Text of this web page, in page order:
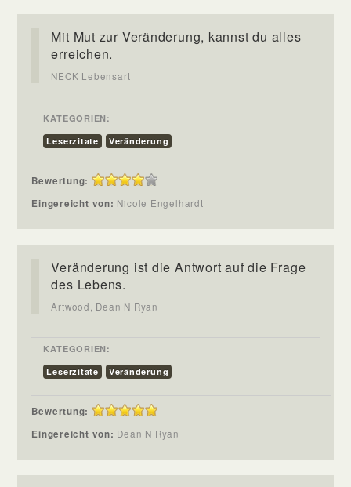
Mit Mut zur Veränderung, kannst du alles
erreichen.
NECK Lebensart
KATEGORIEN:
Leserzitate
Veränderung
Bewertung:
Eingereicht von: Nicole Engelhardt
Veränderung ist die Antwort auf die Frage
des Lebens.
Artwood, Dean N Ryan
KATEGORIEN:
Leserzitate
Veränderung
Bewertung:
Eingereicht von: Dean N Ryan